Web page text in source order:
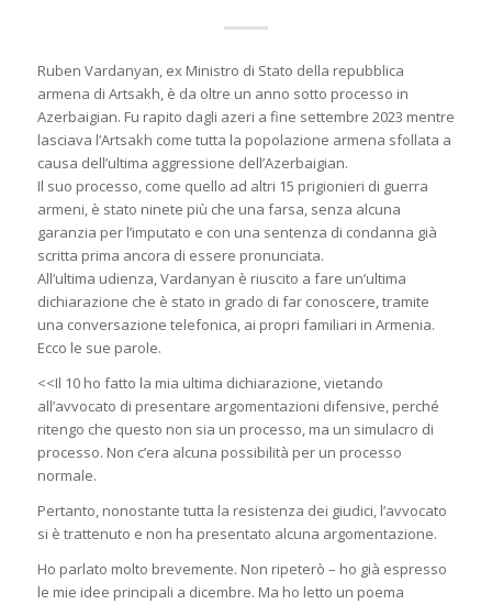
Ruben Vardanyan, ex Ministro di Stato della repubblica
armena di Artsakh, è da oltre un anno sotto processo in
Azerbaigian. Fu rapito dagli azeri a fine settembre 2023 mentre
lasciava l’Artsakh come tutta la popolazione armena sfollata a
causa dell’ultima aggressione dell’Azerbaigian.
Il suo processo, come quello ad altri 15 prigionieri di guerra
armeni, è stato ninete più che una farsa, senza alcuna
garanzia per l’imputato e con una sentenza di condanna già
scritta prima ancora di essere pronunciata.
All’ultima udienza, Vardanyan è riuscito a fare un’ultima
dichiarazione che è stato in grado di far conoscere, tramite
una conversazione telefonica, ai propri familiari in Armenia.
Ecco le sue parole.
<<Il 10 ho fatto la mia ultima dichiarazione, vietando
all’avvocato di presentare argomentazioni difensive, perché
ritengo che questo non sia un processo, ma un simulacro di
processo. Non c’era alcuna possibilità per un processo
normale.
Pertanto, nonostante tutta la resistenza dei giudici, l’avvocato
si è trattenuto e non ha presentato alcuna argomentazione.
Ho parlato molto brevemente. Non ripeterò – ho già espresso
le mie idee principali a dicembre. Ma ho letto un poema